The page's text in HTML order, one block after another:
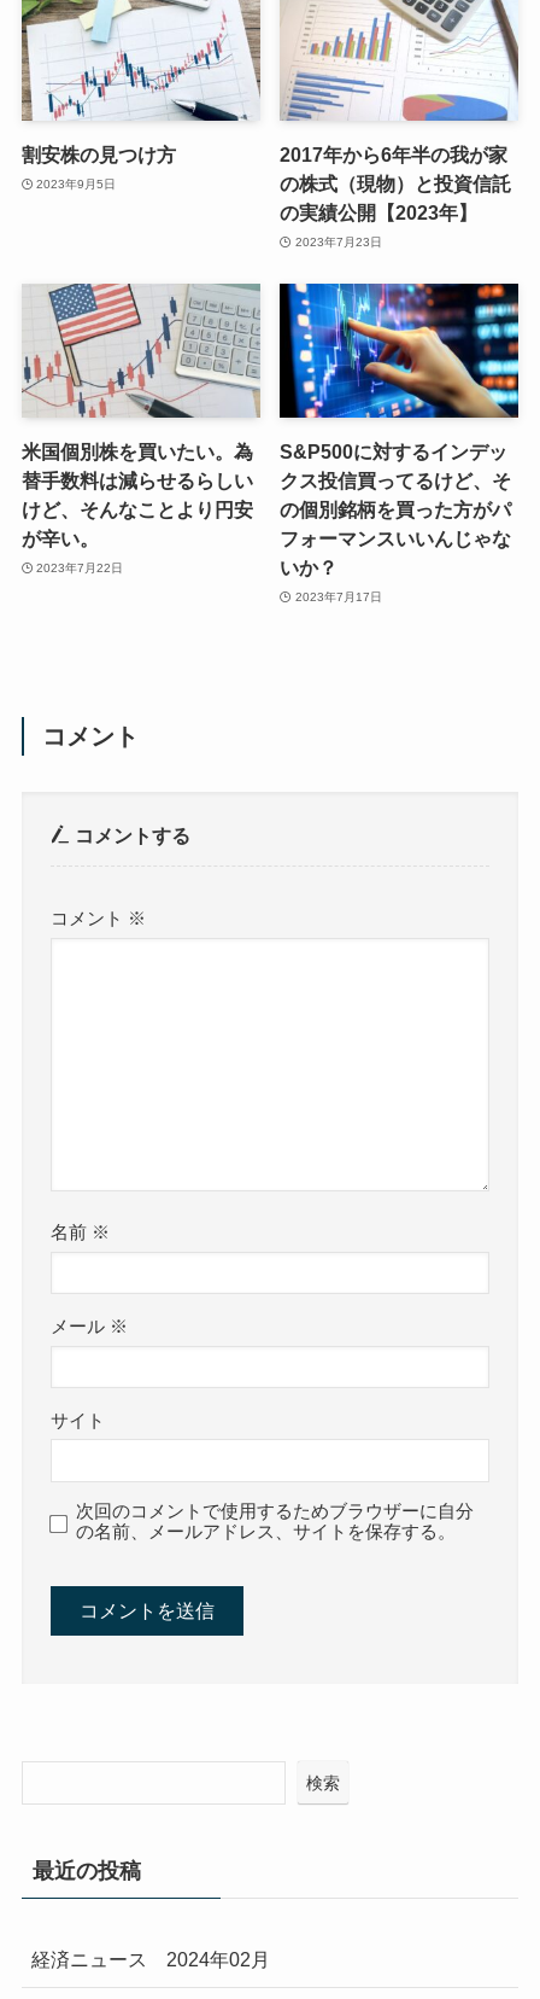
割安株の見つけ方
2023年9月5日
2017年から6年半の我が家
の株式（現物）と投資信託
の実績公開【2023年】
2023年7月23日
米国個別株を買いたい。為
替手数料は減らせるらしい
けど、そんなことより円安
が辛い。
2023年7月22日
S&P500に対するインデッ
クス投信買ってるけど、そ
の個別銘柄を買った方がパ
フォーマンスいいんじゃな
いか？
2023年7月17日
コメント
コメントする
コメント ※
名前 ※
メール ※
サイト
次回のコメントで使用するためブラウザーに自分
の名前、メールアドレス、サイトを保存する。
検索
最近の投稿
経済ニュース 2024年02月